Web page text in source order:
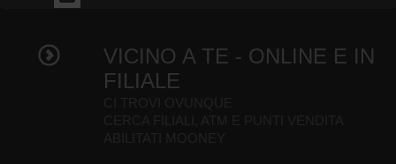
VICINO A TE - ONLINE E IN
FILIALE